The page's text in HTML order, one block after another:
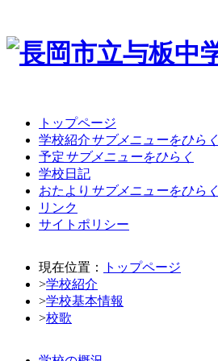
トップページ
学校紹介サブメニューをひらく
予定サブメニューをひらく
学校日記
おたより サブメニューをひらく
リンク
サイトポリシー
現在位置：
トップページ
>学校紹介
>学校基本情報
>校歌